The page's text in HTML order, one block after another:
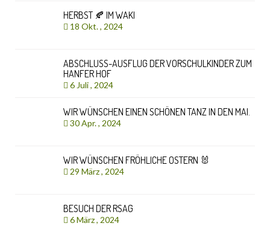
HERBST 🍂 IM WAKI
18 Okt. , 2024
ABSCHLUSS-AUSFLUG DER VORSCHULKINDER ZUM
HANFER HOF
6 Juli , 2024
WIR WÜNSCHEN EINEN SCHÖNEN TANZ IN DEN MAI.
30 Apr. , 2024
WIR WÜNSCHEN FRÖHLICHE OSTERN 🐰
29 März , 2024
BESUCH DER RSAG
6 März , 2024